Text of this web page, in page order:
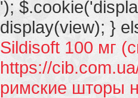
');
display(view); }
Sildisoft 100 мг
https://
римские шторы